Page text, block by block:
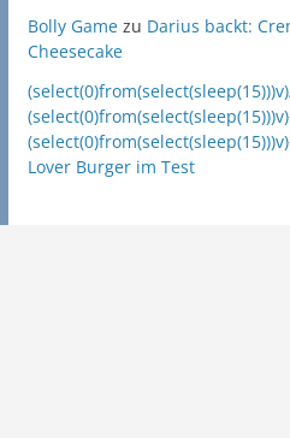
Bolly Gamezu Darius backt:
Cheesecake
Lover Burger im Test